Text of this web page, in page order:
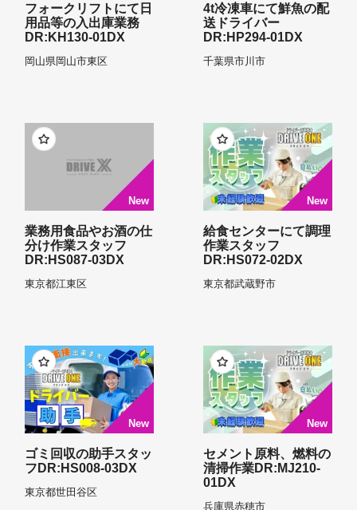
フォークリフトにて日
用品等の入出庫業務
DR:KH130-01DX
岡山県岡山市東区
4t冷凍車にて鮮魚の配
送ドライバー
DR:HP294-01DX
千葉県市川市
業務用食品やお酒の仕
分け作業スタッフ
DR:HS087-03DX
東京都江東区
給食センターにて調理
作業スタッフ
DR:HS072-02DX
東京都武蔵野市
ゴミ回収の助手スタッ
フDR:HS008-03DX
東京都世田谷区
セメント原料、燃料の
清掃作業DR:MJ210-
01DX
兵庫県赤穂市